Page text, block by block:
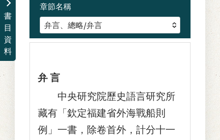
書
目
資
料
章節名稱
弁 言
中央研究院歷史語言研究所
藏有「欽定福建省外海戰船則
例」一書，除卷首外，計分十一